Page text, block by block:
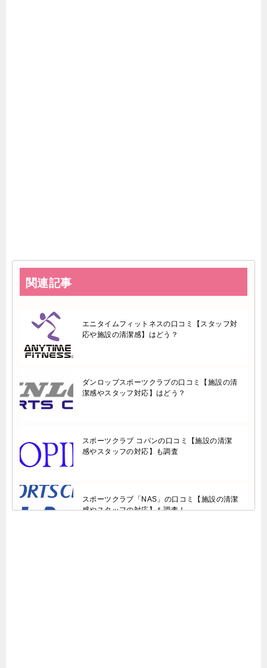
関連記事
エニタイムフィットネスの口コミ【スタッフ対
応や施設の清潔感】はどう？
ダンロップスポーツクラブの口コミ【施設の清
潔感やスタッフ対応】はどう？
スポーツクラブ コパンの口コミ【施設の清潔
感やスタッフの対応】も調査
スポーツクラブ「NAS」の口コミ【施設の清潔
感やスタッフの対応】も調査！